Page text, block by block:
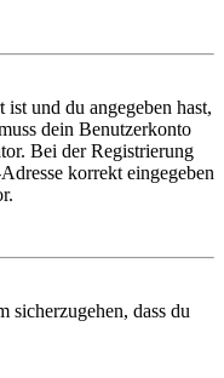
ist und du angegeben hast,
dein Benutzerkonto
Bei der Registrierung
korrekt eingegeben
dass du